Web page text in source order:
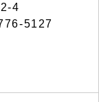
4
5127